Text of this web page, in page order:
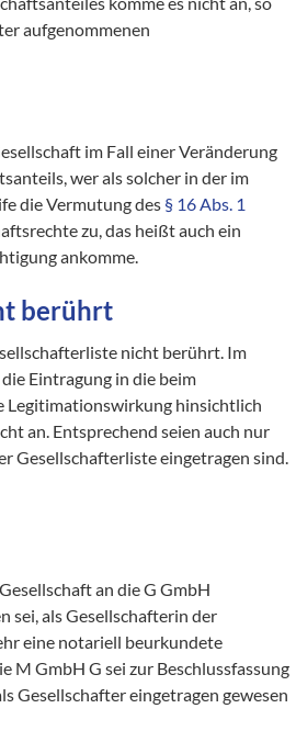
aufgenommenen
im Fall einer Veränderung
wer als solcher in der im
die Vermutung des § 16 Abs. 1
zu, das heißt auch ein
ankomme.
berührt
nicht berührt. Im
Eintragung in die beim
Legitimationswirkung hinsichtlich
an. Entsprechend seien auch nur
Gesellschafterliste eingetragen sind.
an die G GmbH
sei, als Gesellschafterin der
eine notariell beurkundete
M GmbH G sei zur Beschlussfassung
Gesellschafter eingetragen gewesen